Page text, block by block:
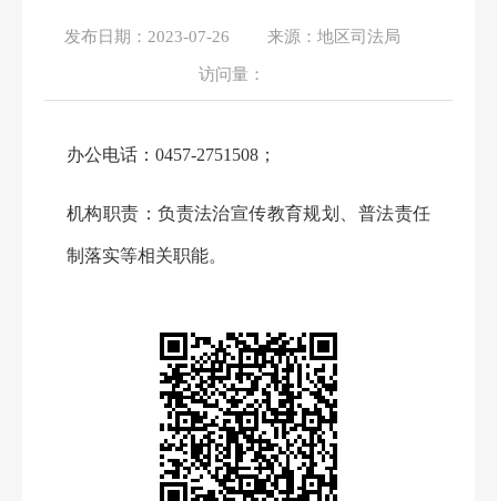
发布日期： 2023-07-26 来源： 地区司法局
访问量：
办公电话： 0457-2751508；
机构职责：负责法治宣传教育规划、普法责任
制落实等相关职能。